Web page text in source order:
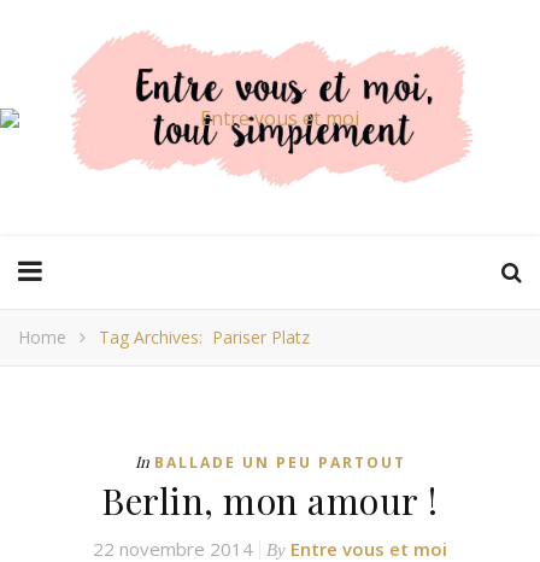
Home Tag Archives: Pariser Platz
In BALLADE UN PEU PARTOUT
Berlin, mon amour !
22 novembre 2014 By Entre vous et moi